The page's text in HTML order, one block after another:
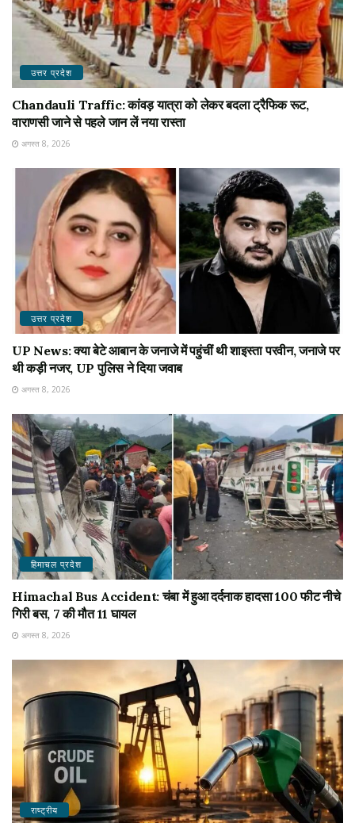
उत्तर प्रदेश
Chandauli Traffic: कांवड़ यात्रा को लेकर बदला ट्रैफिक रूट,
वाराणसी जाने से पहले जान लें नया रास्ता
अगस्त 8, 2026
उत्तर प्रदेश
UP News: क्या बेटे आबान के जनाजे में पहुंचीं थी शाइस्ता परवीन, जनाजे पर
थी कड़ी नजर, UP पुलिस ने दिया जवाब
अगस्त 8, 2026
हिमाचल प्रदेश
Himachal Bus Accident: चंबा में हुआ दर्दनाक हादसा 100 फीट नीचे
गिरी बस, 7 की मौत 11 घायल
अगस्त 8, 2026
राष्ट्रीय